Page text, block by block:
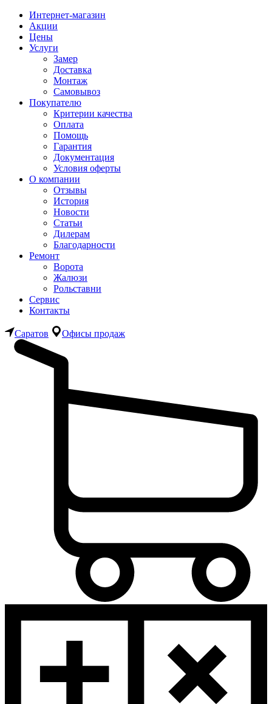
Интернет-магазин
Акции
Цены
Услуги
Замер
Доставка
Монтаж
Самовывоз
Покупателю
Критерии качества
Оплата
Помощь
Гарантия
Документация
Условия оферты
О компании
Отзывы
История
Новости
Статьи
Дилерам
Благодарности
Ремонт
Ворота
Жалюзи
Рольставни
Сервис
Контакты
Саратов Офисы продаж